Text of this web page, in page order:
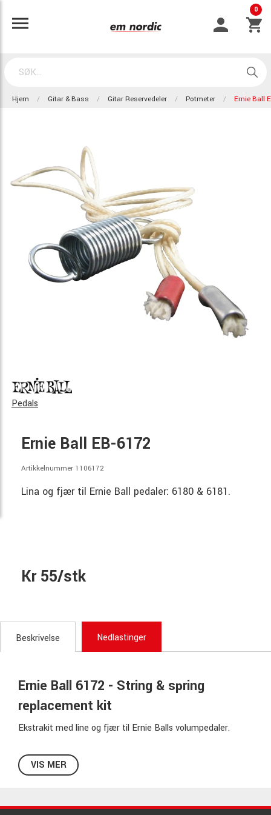
0
Hjem Gitar & Bass Gitar Reservedeler Potmeter Ernie Ball
Pedals
Ernie Ball EB-6172
Artikkelnummer 1106172
Lina og fjær til Ernie Ball pedaler: 6180 & 6181.
Kr 55/stk
Beskrivelse Nedlastinger
Ernie Ball 6172 - String & spring
replacement kit
Ekstrakit med line og fjær til Ernie Balls volumpedaler.
Passer til følgende modeller:
Ernie Ball 6180
VIS MER